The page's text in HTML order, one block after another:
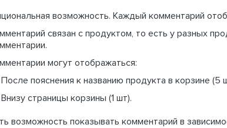
возможность. Каждый комментарий
связан с продуктом, то есть у разных
могут отображаться:
После пояснения к названию продукта в корзине (5
Внизу страницы корзины (1 шт).
возможность показывать комментарий в